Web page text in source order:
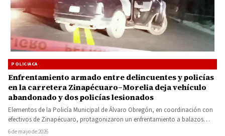
POLICIACA
Enfrentamiento armado entre delincuentes y policías
en la carretera Zinapécuaro–Morelia deja vehículo
abandonado y dos policías lesionados
Elementos de la Policía Municipal de Álvaro Obregón, en coordinación con
efectivos de Zinapécuaro, protagonizaron un enfrentamiento a balazos
contra…
6 de mayo de 2026